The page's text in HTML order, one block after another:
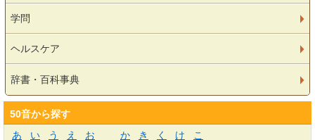
学問
ヘルスケア
辞書・百科事典
50音から探す
あ
い う え お か き く け こ